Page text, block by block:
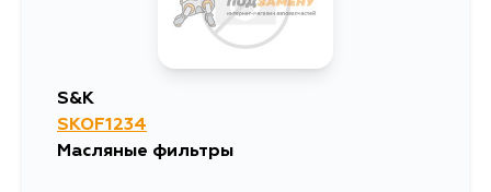
S&K
SKOF1234
Масляные фильтры